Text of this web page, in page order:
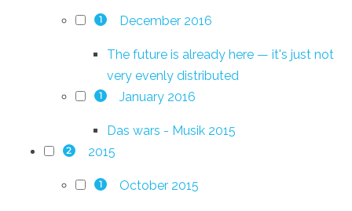
1 December 2016
The future is already here — it's just not
very evenly distributed
1 January 2016
Das wars - Musik 2015
2 2015
1 October 2015